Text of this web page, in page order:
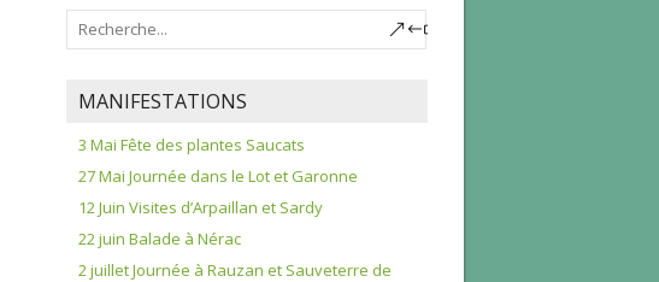
MANIFESTATIONS
3 Mai Fête des plantes Saucats
27 Mai Journée dans le Lot et Garonne
12 Juin Visites d’Arpaillan et Sardy
22 juin Balade à Nérac
2 juillet Journée à Rauzan et Sauveterre de